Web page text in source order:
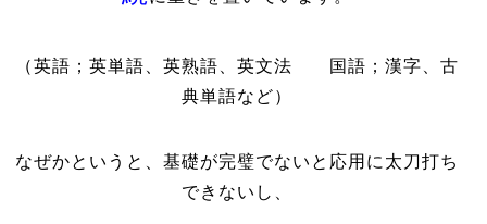
（英語；英単語、英熟語、英文法 国語；漢字、古
典単語など）
なぜかというと、基礎が完璧でないと応用に太刀打ち
できないし、